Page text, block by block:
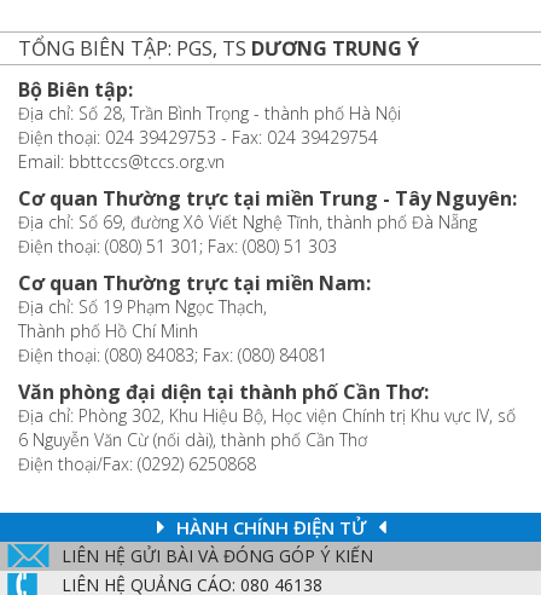
TỔNG BIÊN TẬP: PGS, TS DƯƠNG TRUNG Ý
Bộ Biên tập:
Địa chỉ: Số 28, Trần Bình Trọng - thành phố Hà Nội
Điện thoại: 024 39429753 - Fax: 024 39429754
Email: bbttccs@tccs.org.vn
Cơ quan Thường trực tại miền Trung - Tây Nguyên:
Địa chỉ: Số 69, đường Xô Viết Nghệ Tĩnh, thành phố Đà Nẵng
Điện thoại: (080) 51 301; Fax: (080) 51 303
Cơ quan Thường trực tại miền Nam:
Địa chỉ: Số 19 Phạm Ngọc Thạch,
Thành phố Hồ Chí Minh
Điện thoại: (080) 84083; Fax: (080) 84081
Văn phòng đại diện tại thành phố Cần Thơ:
Địa chỉ: Phòng 302, Khu Hiệu Bộ, Học viện Chính trị Khu vực IV, số
6 Nguyễn Văn Cừ (nối dài), thành phố Cần Thơ
Điện thoại/Fax: (0292) 6250868
HÀNH CHÍNH ĐIỆN TỬ
LIÊN HỆ GỬI BÀI VÀ ĐÓNG GÓP Ý KIẾN
LIÊN HỆ QUẢNG CÁO: 080 46138